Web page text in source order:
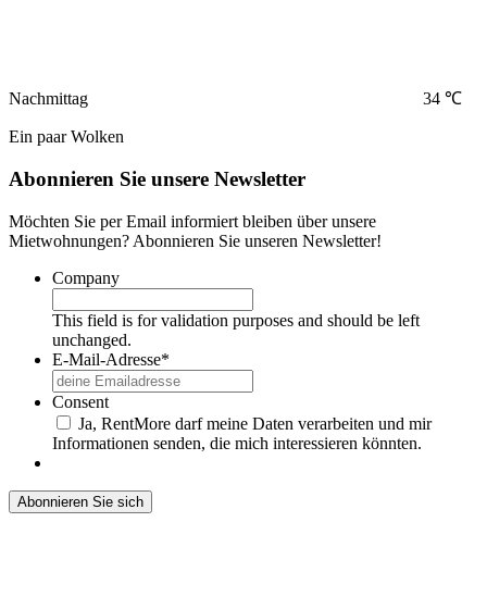
Nachmittag 34 ℃
Ein paar Wolken
Abonnieren Sie unsere Newsletter
Möchten Sie per Email informiert bleiben über unsere
Mietwohnungen? Abonnieren Sie unseren Newsletter!
Company
This field is for validation purposes and should be left
unchanged.
E-Mail-Adresse*
Consent
Ja, RentMore darf meine Daten verarbeiten und mir
Informationen senden, die mich interessieren könnten.